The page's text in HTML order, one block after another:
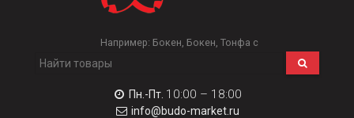
Например: Бокен Бокен Тонфа с
Пн.-Пт. 10:00 – 18:00
info@budo-market.ru